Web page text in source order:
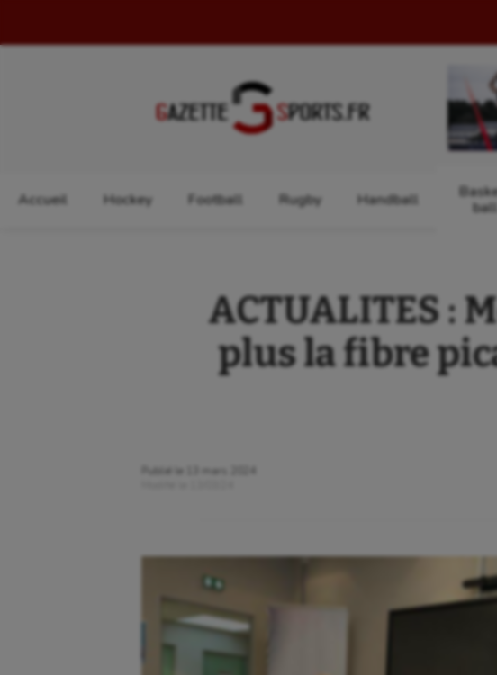
Accueil Hockey Football Rugby Handball
ball
ACTUALITES :
plus la fibre
Publié le
13 mars 2024